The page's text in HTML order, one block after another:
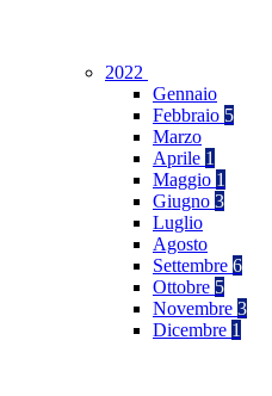
2022
Gennaio
Febbraio 5
Marzo
Aprile 1
Maggio 1
Giugno 3
Luglio
Agosto
Settembre 6
Ottobre 5
Novembre 3
Dicembre 1